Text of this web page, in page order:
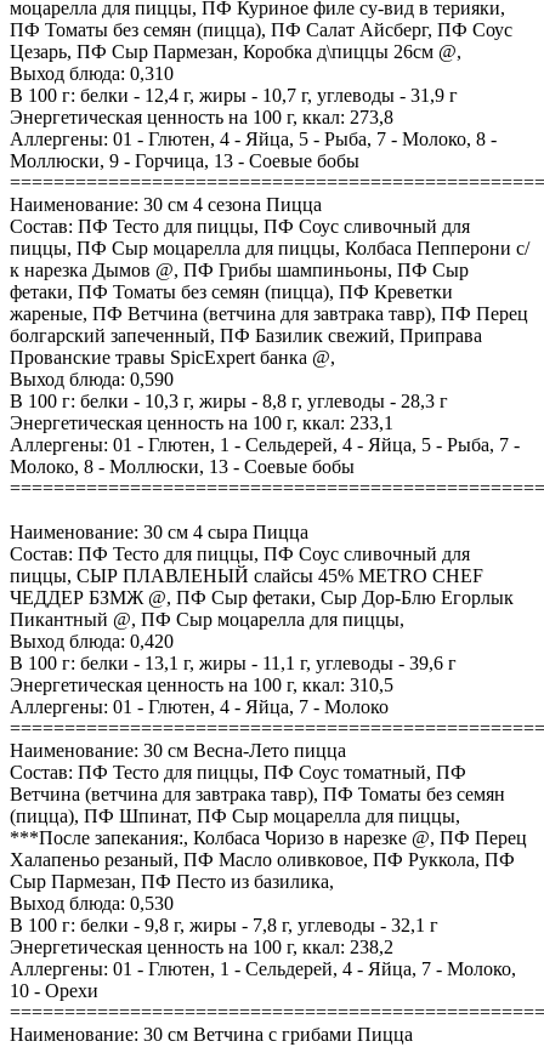
моцарелла для пиццы, ПФ Куриное филе су-вид в терияки,
ПФ Томаты без семян (пицца), ПФ Салат Айсберг, ПФ Соус
Цезарь, ПФ Сыр Пармезан, Коробка д\пиццы 26см @,
Выход блюда: 0,310
В 100 г: белки - 12,4 г, жиры - 10,7 г, углеводы - 31,9 г
Энергетическая ценность на 100 г, ккал: 273,8
Аллергены: 01 - Глютен, 4 - Яйца, 5 - Рыба, 7 - Молоко, 8 -
Моллюски, 9 - Горчица, 13 - Соевые бобы
Наименование: 30 см 4 сезона Пицца
Состав: ПФ Тесто для пиццы, ПФ Соус сливочный для
пиццы, ПФ Сыр моцарелла для пиццы, Колбаса Пепперони с/
к нарезка Дымов @, ПФ Грибы шампиньоны, ПФ Сыр
фетаки, ПФ Томаты без семян (пицца), ПФ Креветки
жареные, ПФ Ветчина (ветчина для завтрака тавр), ПФ Перец
болгарский запеченный, ПФ Базилик свежий, Приправа
Прованские травы SpicExpert банка @,
Выход блюда: 0,590
В 100 г: белки - 10,3 г, жиры - 8,8 г, углеводы - 28,3 г
Энергетическая ценность на 100 г, ккал: 233,1
Аллергены: 01 - Глютен, 1 - Сельдерей, 4 - Яйца, 5 - Рыба, 7 -
Молоко, 8 - Моллюски, 13 - Соевые бобы
Наименование: 30 см 4 сыра Пицца
Состав: ПФ Тесто для пиццы, ПФ Соус сливочный для
пиццы, СЫР ПЛАВЛЕНЫЙ слайсы 45% METRO CHEF
ЧЕДДЕР БЗМЖ @, ПФ Сыр фетаки, Сыр Дор-Блю Егорлык
Пикантный @, ПФ Сыр моцарелла для пиццы,
Выход блюда: 0,420
В 100 г: белки - 13,1 г, жиры - 11,1 г, углеводы - 39,6 г
Энергетическая ценность на 100 г, ккал: 310,5
Аллергены: 01 - Глютен, 4 - Яйца, 7 - Молоко
Наименование: 30 см Весна-Лето пицца
Состав: ПФ Тесто для пиццы, ПФ Соус томатный, ПФ
Ветчина (ветчина для завтрака тавр), ПФ Томаты без семян
(пицца), ПФ Шпинат, ПФ Сыр моцарелла для пиццы,
***После запекания:, Колбаса Чоризо в нарезке @, ПФ Перец
Халапеньо резаный, ПФ Масло оливковое, ПФ Руккола, ПФ
Сыр Пармезан, ПФ Песто из базилика,
Выход блюда: 0,530
В 100 г: белки - 9,8 г, жиры - 7,8 г, углеводы - 32,1 г
Энергетическая ценность на 100 г, ккал: 238,2
Аллергены: 01 - Глютен, 1 - Сельдерей, 4 - Яйца, 7 - Молоко,
10 - Орехи
Наименование: 30 см Ветчина с грибами Пицца